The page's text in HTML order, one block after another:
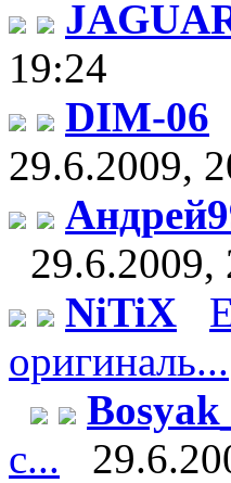
19:24
DIM-06
29.6.2009,
29.6.2009,
NiTiX
оригиналь...
с...